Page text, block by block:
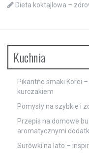
Dieta koktajlowa –
Kuchnia
Pikantne smaki Korei
kurczakiem
Pomysły na szybkie i
Przepis na domowe
aromatycznymi
Surówki na lato –